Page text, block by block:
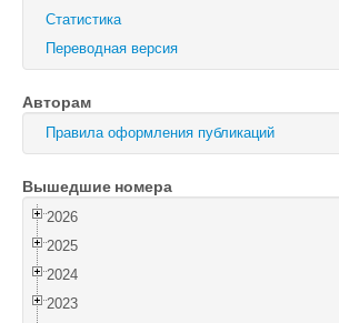
Физика твердого тела
Физика и техника полупроводников
Оптика и спектроскопия
Поиск
Войти
Статистика
Переводная версия
Авторам
Правила оформления публикаций
Вышедшие номера
2026
2025
2024
2023